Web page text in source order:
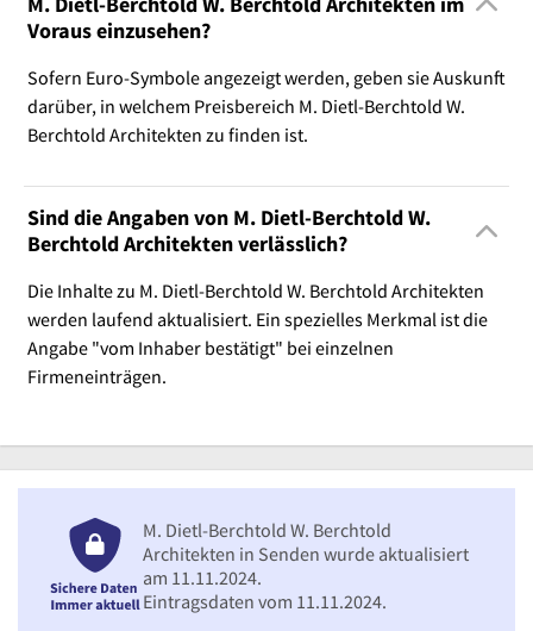
Voraus einzusehen?
Sofern Euro-Symbole angezeigt werden, geben sie Auskunft
darüber, in welchem Preisbereich M. Dietl-Berchtold W.
Berchtold Architekten zu finden ist.
Sind die Angaben von M. Dietl-Berchtold W.
Berchtold Architekten verlässlich?
Die Inhalte zu M. Dietl-Berchtold W. Berchtold Architekten
werden laufend aktualisiert. Ein spezielles Merkmal ist die
Angabe "vom Inhaber bestätigt" bei einzelnen
Firmeneinträgen.
M. Dietl-Berchtold W. Berchtold
Architekten in Senden wurde aktualisiert
am 11.11.2024.
Eintragsdaten vom 11.11.2024.